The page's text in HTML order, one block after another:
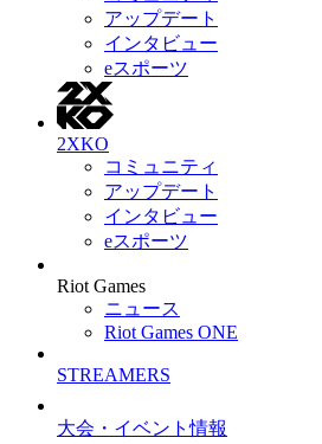
アップデート
インタビュー
eスポーツ
2XKO
コミュニティ
アップデート
インタビュー
eスポーツ
Riot Games
ニュース
Riot Games ONE
STREAMERS
大会・イベント情報